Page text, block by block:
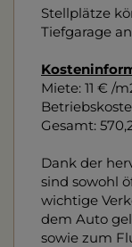
Stellplätze
Tiefgarage
Miete: 11 € /
Gesamt:
Dank der
sind sowohl
wichtige
dem Auto
sowie zum